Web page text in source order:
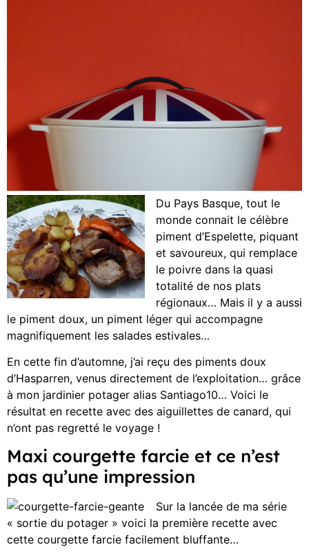
Du Pays Basque, tout le
monde connait le célèbre
piment d’Espelette, piquant
et savoureux, qui remplace
le poivre dans la quasi
totalité de nos plats
régionaux… Mais il y a aussi
le piment doux, un piment léger qui accompagne
magnifiquement les salades estivales…
En cette fin d’automne, j’ai reçu des piments doux
d’Hasparren, venus directement de l’exploitation… grâce
à mon jardinier potager alias Santiago10… Voici le
résultat en recette avec des aiguillettes de canard, qui
n’ont pas regretté le voyage !
Maxi courgette farcie et ce n’est
pas qu’une impression
Sur la lancée de ma série
« sortie du potager » voici la première recette avec
cette courgette farcie facilement bluffante…